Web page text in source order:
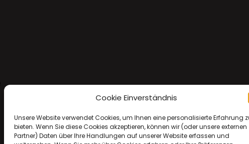
Cookie Einverständnis
Unsere Website verwendet Cookies, um Ihnen eine personalisierte Erfahrung
bieten. Wenn Sie diese Cookies akzeptieren, können wir (oder unsere externen
Partner) Daten über Ihre Handlungen auf unserer Website erfassen und